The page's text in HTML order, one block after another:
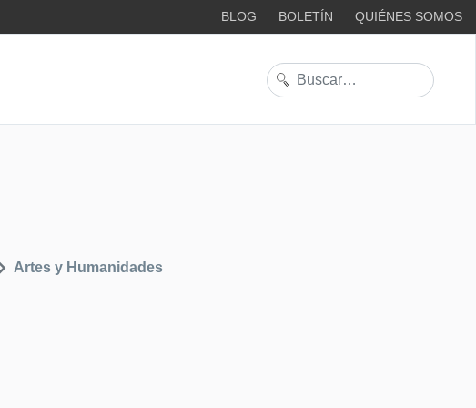
BLOG BOLETÍN QUIÉNES SOMOS
Buscar
Artes y Humanidades